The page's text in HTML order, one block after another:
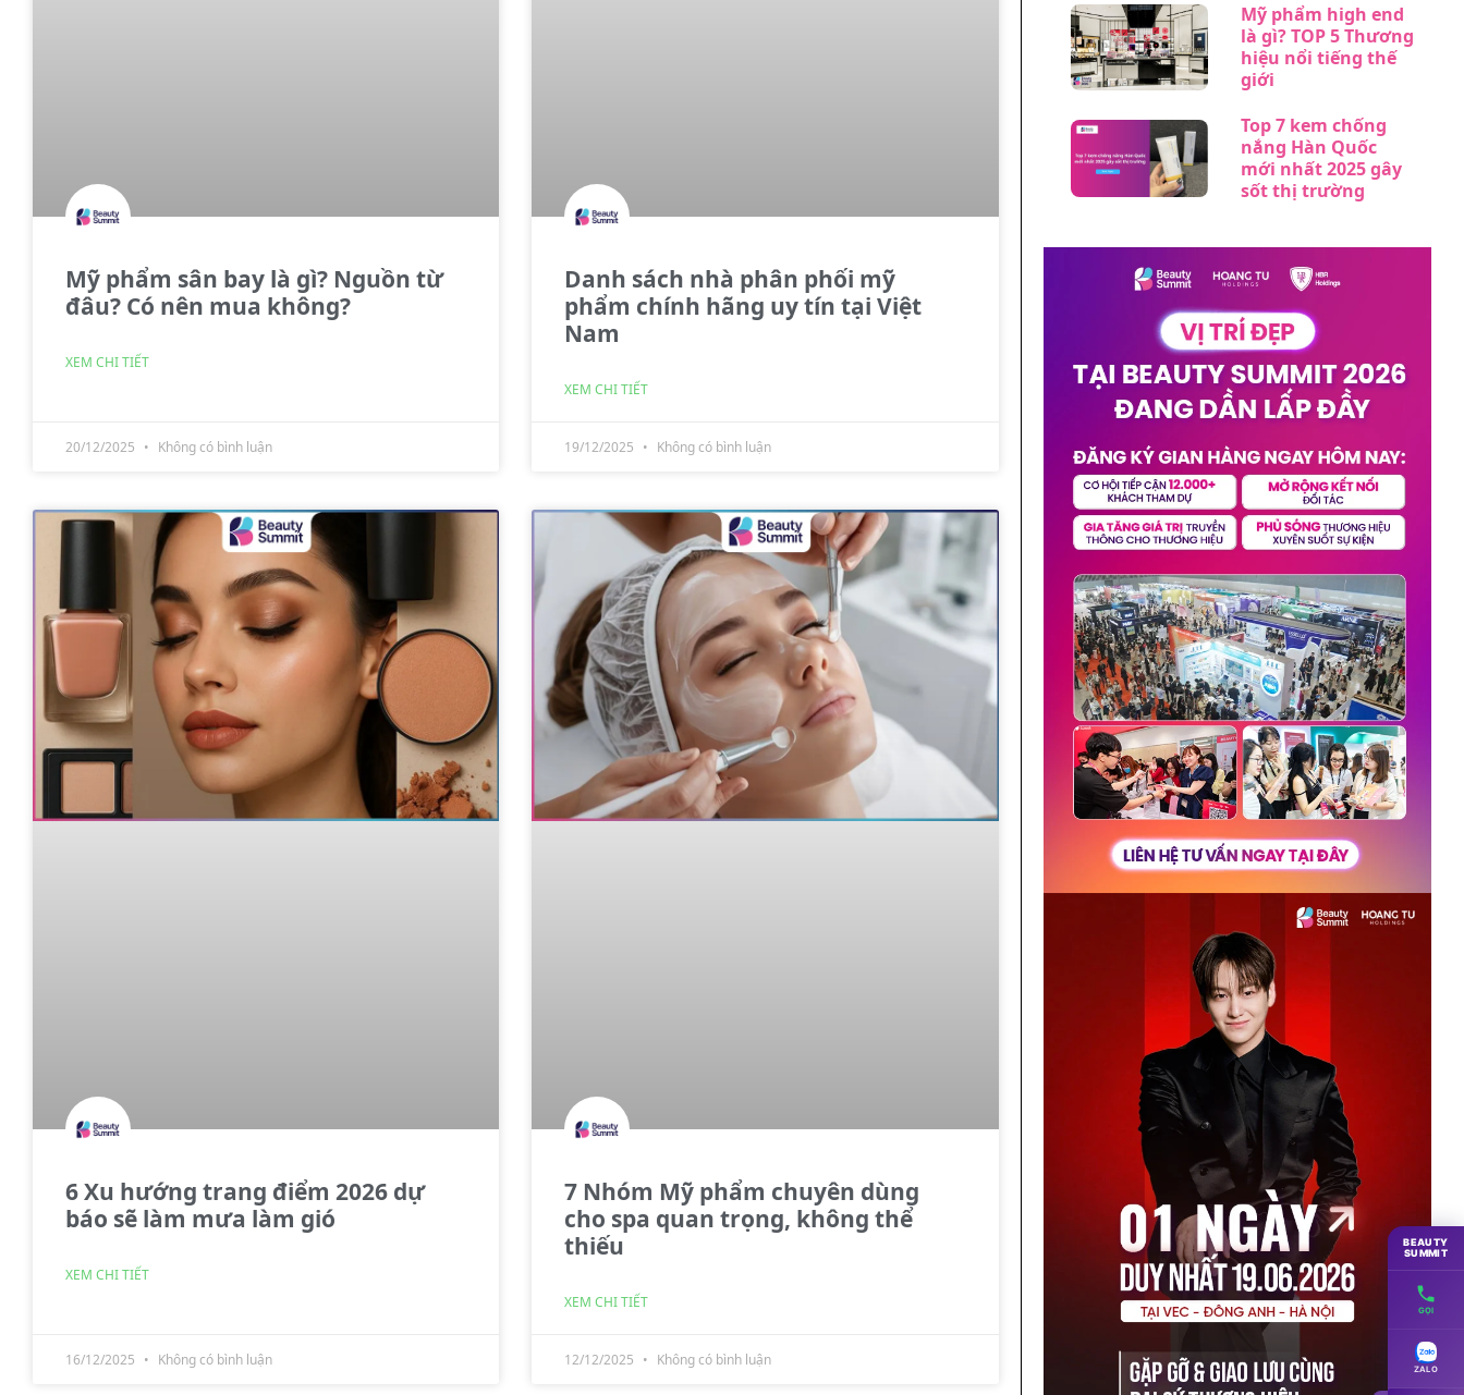
Mỹ phẩm sân bay là gì? Nguồn từ
đâu? Có nên mua không?
XEM CHI TIẾT
20/12/2025 Không có bình luận
Danh sách nhà phân phối mỹ
phẩm chính hãng uy tín tại Việt
Nam
XEM CHI TIẾT
19/12/2025 Không có bình luận
6 Xu hướng trang điểm 2026 dự
báo sẽ làm mưa làm gió
XEM CHI TIẾT
16/12/2025 Không có bình luận
7 Nhóm Mỹ phẩm chuyên dùng
cho spa quan trọng, không thể
thiếu
XEM CHI TIẾT
12/12/2025 Không có bình luận
Mỹ phẩm high end
là gì? TOP 5 Thương
hiệu nổi tiếng thế
giới
Top 7 kem chống
nắng Hàn Quốc
mới nhất 2025 gây
sốt thị trường
BEAUTY
SUMMIT
GỌI
ZALO